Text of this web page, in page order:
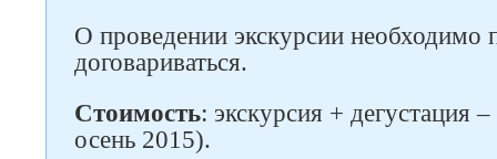
О проведении экскурсии необходимо
договариваться.
Стоимость: экскурсия + дегустация
осень 2015).